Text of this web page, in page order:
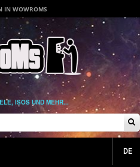
IN WOWROMS
ISOS UND MEHR...
DE